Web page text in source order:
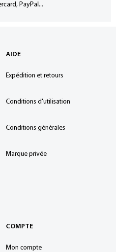
PayPal...
AIDE
Expédition et retours
Conditions d'utilisation
Conditions générales
Marque privée
COMPTE
Mon compte